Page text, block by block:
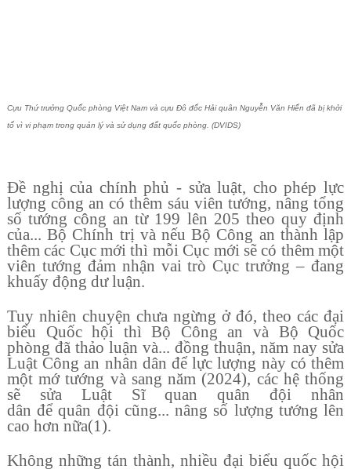
Cựu Thứtrưởng Quốc phòng Việt Nam và cựu Đô đốc Hải quân Nguyễn Văn Hiến đãbịkhởi
tốvìvi phạm trong quản lývà sửdụng đất quốc phòng. (DVIDS)
Đềnghịcủa chính phủ - sửa luật, cho phép lực
lượng công an có thêm sáu viên tướng, nâng tổng
số tướng công an từ199 lên 205 theo quyđịnh
của... Bộ Chính trịvànếu Bộ Công an thành lập
thêm các Cục mới thì mỗi Cục mới sẽcó thêm một
viên tướng đảm nhận vai trò Cục trưởng– đang
khuấy động dưluận.
Tuy nhiên chuyện chưa ngừngở đó, theo cácđại
biểu Quốc hội thìBộ Công an vàBộ Quốc
phòng đãthảo luận và...đồng thuận, năm nay sửa
Luật Công an nhân dânđể lực lượng này có thêm
một mớtướng vàsang năm (2024), các hệthống
sẽsửa Luật Sĩquan quân đội nhân
dânđể quân đội cũng... nâng số lượng tướng lên
cao hơn nữa(1).
Không những tán thành, nhiềuđại biểu quốc hội